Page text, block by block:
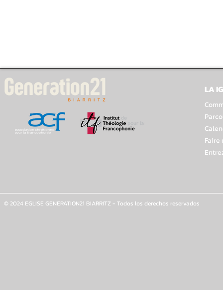
LA
Faire
© 2024 EGLISE GENERATION21 BIARRITZ - Todos los derechos reservados